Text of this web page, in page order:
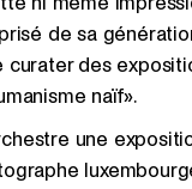
de sa
des
naïf».
une